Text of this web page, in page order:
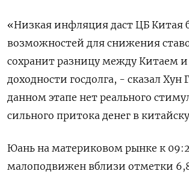
«Низкая инфляция даст ЦБ Китая
возможностей для снижения
сохранит разницу между Китаем
доходности госдолга, - сказал Хун
данном этапе нет реального
сильного притока денег в
Юань на материковом рынке к
малоподвижен вблизи отметки